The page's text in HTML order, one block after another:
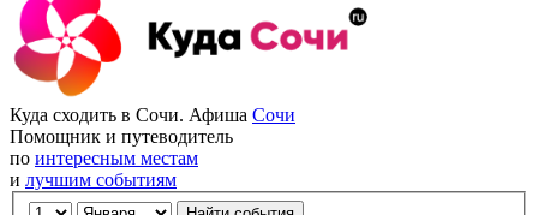
Куда сходить в Сочи. Афиша Сочи
Помощник и путеводитель
по интересным местам
и лучшим событиям